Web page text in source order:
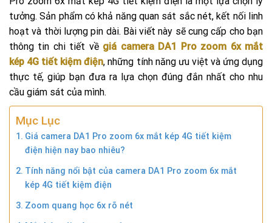
tưởng. Sản phẩm có khả năng quan sát sắc nét, kết nối linh
hoạt và thời lượng pin dài. Bài viết này sẽ cung cấp cho bạn
thông tin chi tiết về giá camera DA1 Pro zoom 6x mắt
kép 4G tiết kiệm điện, những tính năng ưu việt và ứng dụng
thực tế, giúp bạn đưa ra lựa chọn đúng đắn nhất cho nhu
cầu giám sát của mình.
Mục Lục
Giá camera DA1 Pro zoom 6x mắt kép 4G tiết kiệm
điện hiện nay bao nhiêu?
Tính năng nổi bật của camera DA1 Pro zoom 6x mắt
kép 4G tiết kiệm điện
Zoom quang học 6x rõ nét